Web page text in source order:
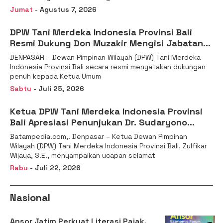
Jumat - Agustus 7, 2026
DPW Tani Merdeka Indonesia Provinsi Bali
Resmi Dukung Don Muzakir Mengisi Jabatan
Wakil Menteri Pertanian RI
DENPASAR – Dewan Pimpinan Wilayah (DPW) Tani Merdeka
Indonesia Provinsi Bali secara resmi menyatakan dukungan
penuh kepada Ketua Umum
Sabtu - Juli 25, 2026
Ketua DPW Tani Merdeka Indonesia Provinsi
Bali Apresiasi Penunjukan Dr. Sudaryono
sebagai Kepala Badan Gizi Nasional
Batampedia.com,. Denpasar – Ketua Dewan Pimpinan
Wilayah (DPW) Tani Merdeka Indonesia Provinsi Bali, Zulfikar
Wijaya, S.E., menyampaikan ucapan selamat
Rabu - Juli 22, 2026
Nasional